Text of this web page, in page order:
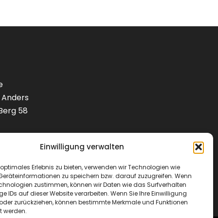
Einwilligung verwalten
Erlebnis zu bieten, verwenden wir Technologien wie
zu speichern bzw. darauf zuzugreifen. Wenn
zustimmen, können wir Daten wie das Surfverhalten
IDs auf dieser Website verarbeiten. Wenn Sie Ihre Einwilligung
zurückziehen, können bestimmte Merkmale und Funktionen
werden.
58